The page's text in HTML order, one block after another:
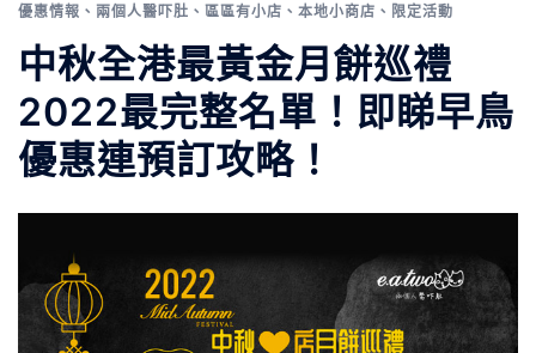
優惠情報 、 兩個人醫吓肚 、 區區有小店 、 本地小商店 、 限定活動
中秋全港最黃金月餅巡禮
2022最完整名單！即睇早鳥
優惠連預訂攻略！